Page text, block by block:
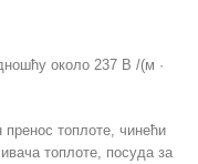
около 237 В /(м ·
топлоте, чинећи
топлоте, посуда за